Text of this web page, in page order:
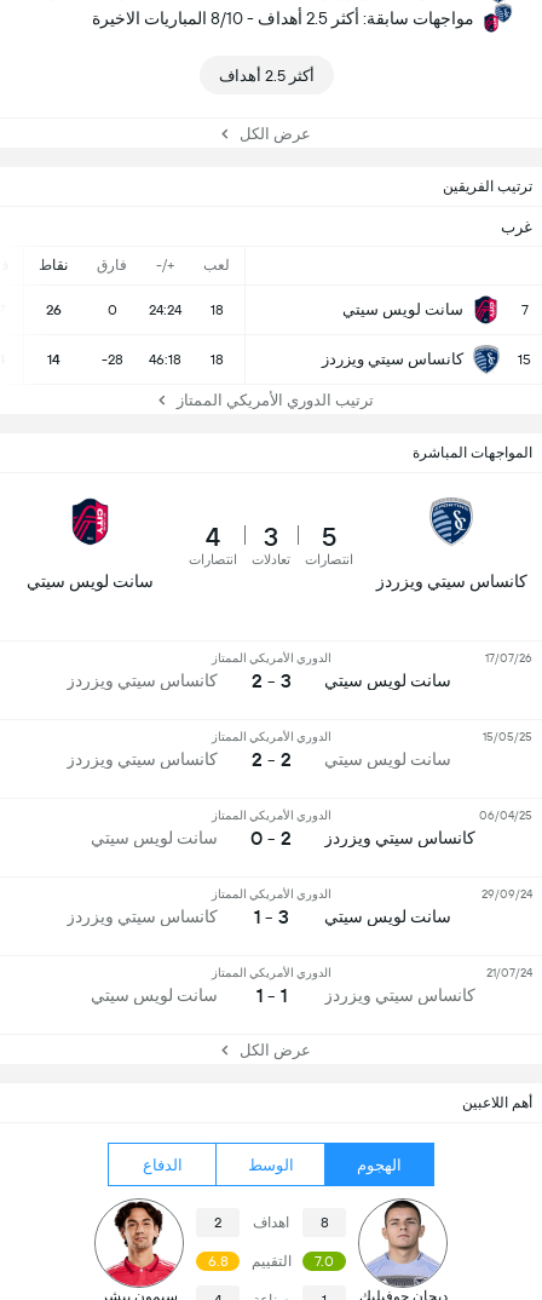
مواجهات سابقة: أكثر 2.5 أهداف - 8/10 المباريات الاخيرة
أكثر 2.5 أهداف
عرض الكل
ترتيب الفريقين
غرب
لعب +/- فارق نقاط
7 سانت لويس سيتي 18
24:24
0
26
15 كانساس سيتي ويزردز 18
46:18
-28
14
ترتيب الدوري الأمريكي الممتاز
أهم اللاعبين
الهجوم الوسط الدفاع
ديجان جوفيليك
8 اهداف 2
7.0 التقييم 6.8
سيمون بيشر
المواجهات المباشرة
كانساس سيتي ويزردز
5
انتصارات
3
تعادلات
4
انتصارات
سانت لويس سيتي
سانت لويس سيتي
الدوري الأمريكي الممتاز
3 - 2 كانساس سيتي ويزردز
17/07/26
سانت لويس سيتي
الدوري الأمريكي الممتاز
2 - 2 كانساس سيتي ويزردز
15/05/25
كانساس سيتي ويزردز
الدوري الأمريكي الممتاز
2 - 0 سانت لويس سيتي
06/04/25
سانت لويس سيتي
الدوري الأمريكي الممتاز
3 - 1 كانساس سيتي ويزردز
29/09/24
كانساس سيتي ويزردز
الدوري الأمريكي الممتاز
1 - 1 سانت لويس سيتي
21/07/24
عرض الكل